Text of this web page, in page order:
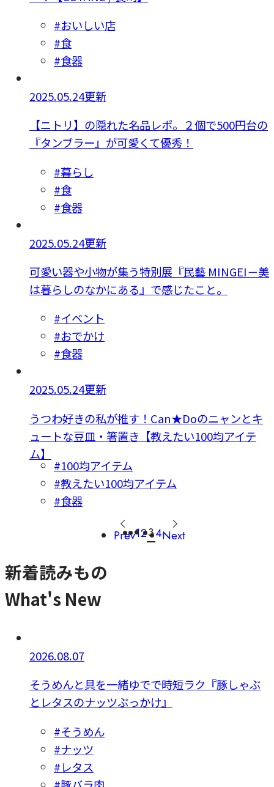
#おいしい店
#食
#食器
2025.05.24更新
【ニトリ】の隠れた名品レポ。２個で500円台の
『タンブラー』が可愛くて優秀！
#暮らし
#食
#食器
2025.05.24更新
可愛い器や小物が集う特別展『民藝 MINGEI－美
は暮らしのなかにある』で感じたこと。
#イベント
#おでかけ
#食器
2025.05.24更新
うつわ好きの私が推す！Can★Doのニャンとキ
ュートな豆皿・箸置き【教えたい100均アイテ
ム】
#100均アイテム
#教えたい100均アイテム
#食器
Prev1234Next
新着読みもの
What's New
2026.08.07
そうめんと具を一緒ゆでで時短ラク『豚しゃぶ
とレタスのナッツぶっかけ』
#そうめん
#ナッツ
#レタス